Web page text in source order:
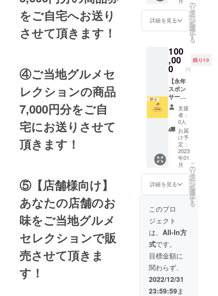
をご自宅へお送り
させて頂きます！
④ご当地グルメセ
レクションの商品
7,000円分をご自
宅にお送りさせて
頂きます！
⑤【店舗様向け】
あなたの店舗のお
味をご当地グルメ
セレクションで販
売させて頂きま
す！
払いし
ます。
分（約
８万円
分）の
商品を
お届け
す！ ※
商品は
偏るこ
となく
満遍な
くお送
りさせ
て頂き
ます。
詳細を見る
の
リ
タ
ー
ン
を
選
択
す
る
100
,00
0 円
残り10
【永年
スポン
サー】
店舗の
壁面に
ご支援
頂いた
企業様
のロゴ
とHPの
URLを
掲示致
しま
す。 ※
個人の
場合は
お名前
とSNS
アカウ
ントを
掲示さ
せて頂
きま
す。
支援
者：
0人
お届
け予
定：
2023
年01
月
詳細を見る
こ
の
リ
タ
ー
ン
を
選
択
す
る
このプロ
ジェクト
は、 All-In方
式です。
目標金額に
関わらず、
2022/12/31
23:59:59ま